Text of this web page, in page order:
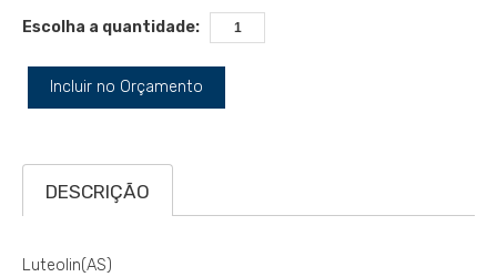
Escolha a quantidade:
Incluir no Orçamento
DESCRIÇÃO
Luteolin(AS)